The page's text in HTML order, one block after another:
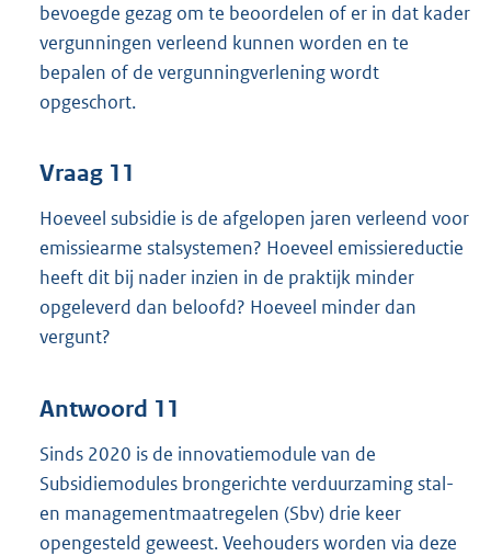
bevoegde gezag om te beoordelen of er in dat kader
vergunningen verleend kunnen worden en te
bepalen of de vergunningverlening wordt
opgeschort.
Vraag 11
Hoeveel subsidie is de afgelopen jaren verleend voor
emissiearme stalsystemen? Hoeveel emissiereductie
heeft dit bij nader inzien in de praktijk minder
opgeleverd dan beloofd? Hoeveel minder dan
vergunt?
Antwoord 11
Sinds 2020 is de innovatiemodule van de
Subsidiemodules brongerichte verduurzaming stal-
en managementmaatregelen (Sbv) drie keer
opengesteld geweest. Veehouders worden via deze